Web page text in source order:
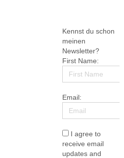
Kennst du schon
meinen
Newsletter?
First Name:
Email:
I agree to
receive email
updates and